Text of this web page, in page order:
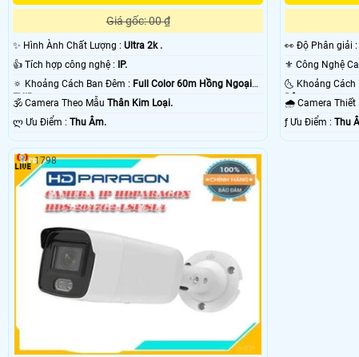
Giá gốc: 00 ₫
✨ Hình Ành Chất Lượng : Ultra 2k .
👍 Tích hợp công nghệ : IP.
🔅 Khoảng Cách Ban Đêm : Full Color 60m Hồng Ngoại
EXIR.🕉️ Camera Theo Mẫu Thân Kim Loại.
️ლ Ưu Điểm : Thu Âm.
️👀 Độ Phân giải :
Đêm.🌧️ Camera Thiết
️ƒ Ưu Điểm : Thu
1798